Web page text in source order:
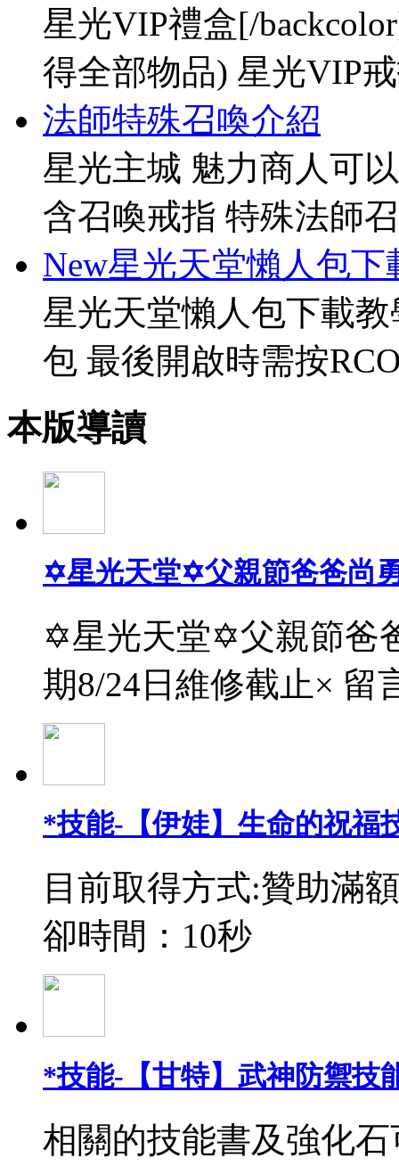
星光VIP禮盒[/
得全部物品) 星光VIP
法師特殊召喚介紹
星光主城 魅力商人可
含召喚戒指 特殊法師
New星光天堂懶人包下
星光天堂懶人包下載
包 最後開啟時需按
本版導讀
✡星光天堂✡父親節爸爸尚
✡星光天堂✡父親節爸
期8/24日維修截止× 留
*技能-【伊娃】生命的祝福
目前取得方式:贊助滿
卻時間：10秒
*技能-【甘特】武神防禦技
相關的技能書及強化